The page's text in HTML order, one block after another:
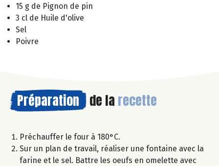
15 g de Pignon de pin
3 cl de Huile d'olive
Sel
Poivre
Préparation de la recette
Préchauffer le four à 180°C.
Sur un plan de travail, réaliser une fontaine avec la
farine et le sel. Battre les oeufs en omelette avec